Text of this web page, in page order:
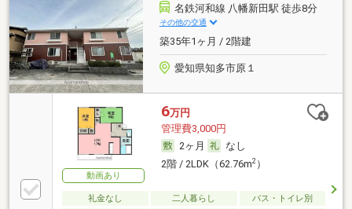
名鉄河和線 八幡新田駅 徒歩8分
その他の交通
築35年1ヶ月 / 2階建
愛知県知多市原１
動画あり
6万円
管理費3,000円
2ヶ月
なし
2階 / 2LDK（62.76m2）
礼金なし 二人暮らし
バス・トイレ別